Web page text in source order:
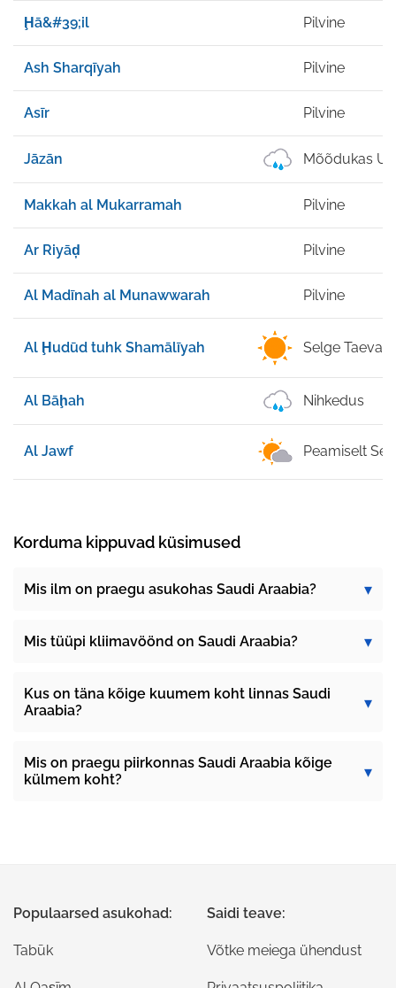
Ḩā&#39;il Pilvine
Ash Sharqīyah Pilvine
Asīr Pilvine
Jāzān Mõõdukas
Makkah al Mukarramah Pilvine
Ar Riyāḑ Pilvine
Al Madīnah al Munawwarah Pilvine
Al Ḩudūd tuhk Shamālīyah Selge Taevas
Al Bāḩah Nihkedus
Al Jawf Peamiselt
Korduma kippuvad küsimused
Mis ilm on praegu asukohas Saudi Araabia?
Mis tüüpi kliimavöönd on Saudi Araabia?
Kus on täna kõige kuumem koht linnas Saudi
Araabia?
Mis on praegu piirkonnas Saudi Araabia kõige
külmem koht?
Populaarsed asukohad:
Tabūk
Saidi teave:
Võtke meiega ühendust